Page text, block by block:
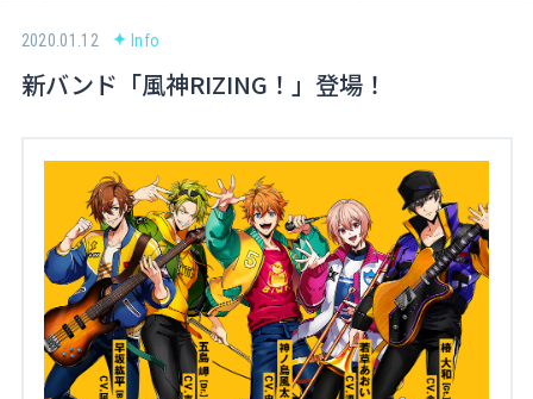
Media
About
Navi Art
Chronicle
2020.01.12 Info
新バンド「風神RIZING！」登場！